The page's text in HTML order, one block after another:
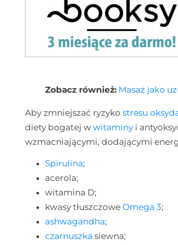
Zobacz również: Masaż jako
Aby zmniejszać ryzykostresu
diety bogatej wwitaminy i
wzmacniającymi, dodającymi
Spirulina;
acerola;
witamina D;
kwasy tłuszczowe Omega 3;
ashwagandha;
czarnuszka siewna;